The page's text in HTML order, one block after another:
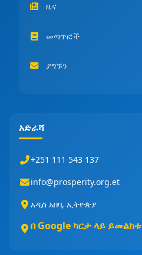
ዜና
መጣጥፎች
ያግኙን
አድራሻ
+251 111 543 137
info@prosperity.org.et
አዲስ አበባ, ኢትዮጵያ
በ Google ካርታ ላይ ይመልከቱ